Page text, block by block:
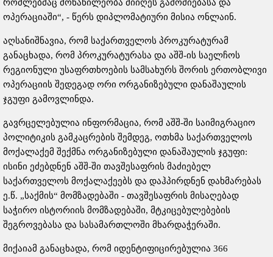
რომლებმაც მონაწილეობა მიიღეს გამოძიებასა და
ოპერაციაში“, - წერს დიპლომატიური მისია ონლაინ.
აღსანიშნავია, რომ საქართველოს პროკურატურამ
განაცხადა, რომ პროკურატურასა და აშშ-ის საელჩოს
რეგიონული უსაფრთხოების სამსახურს შორის ერთობლივი
ოპერაციის შედეგად ორი ორგანიზებული დანაშაულის
ჯგუფი გამოვლინდა.
გავრცელებულია ინფორმაცია, რომ აშშ-ში საიმიგრაციო
პოლიტიკის გამკაცრების შემდეგ, ოთხმა საქართველოს
მოქალაქემ შექმნა ორგანიზებული დანაშაულის ჯგუფი:
ისინი ეძებდნენ აშშ-ში თავშესაფრის მაძიებელ
საქართველოს მოქალაქეებს და დაჰპირდნენ დახმარებას
ე.წ. „საქმის“ მომზადებაში - თავშესაფრის მისაღებად
საჭირო ისტორიის მომზადებაში, მტკიცებულებების
შეგროვებასა და სასამართლოში მხარდაჭერაში.
მიქაიამ განაცხადა, რომ იდენტიფიცირებულია 366